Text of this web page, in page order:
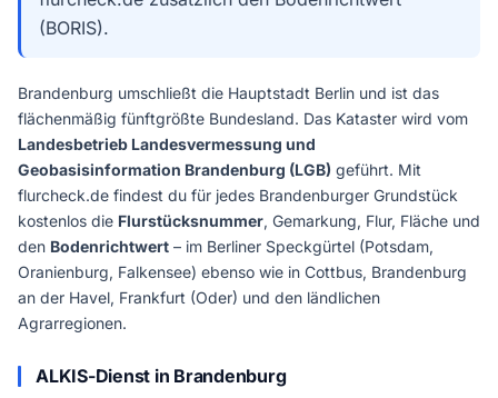
(BORIS).
Brandenburg umschließt die Hauptstadt Berlin und ist das
flächenmäßig fünftgrößte Bundesland. Das Kataster wird vom
Landesbetrieb Landesvermessung und
Geobasisinformation Brandenburg (LGB) geführt. Mit
flurcheck.de findest du für jedes Brandenburger Grundstück
kostenlos die Flurstücksnummer, Gemarkung, Flur, Fläche und
den Bodenrichtwert – im Berliner Speckgürtel (Potsdam,
Oranienburg, Falkensee) ebenso wie in Cottbus, Brandenburg
an der Havel, Frankfurt (Oder) und den ländlichen
Agrarregionen.
ALKIS-Dienst in Brandenburg